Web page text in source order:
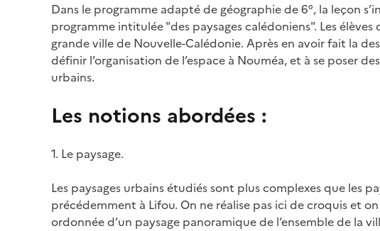
Dans le programme adapté de géographie de 6°, la leçon
programme intitulée "des paysages calédoniens". Les
grande ville de Nouvelle-Calédonie. Après en avoir fait la
définir l’organisation de l’espace à Nouméa, et à se poser
urbains.
Les notions abordées :
1. Le paysage.
Les paysages urbains étudiés sont plus complexes que les
précédemment à Lifou. On ne réalise pas ici de croquis et
ordonnée d’un paysage panoramique de l’ensemble de la